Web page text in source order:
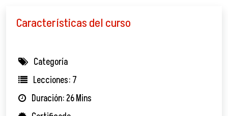
Características del curso
Categoría
Lecciones: 7
Duración: 26 Mins